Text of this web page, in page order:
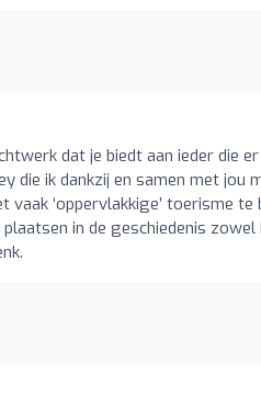
dat je biedt aan ieder die
die ik dankzij en samen met jou
‘oppervlakkige’ toerisme te
in de geschiedenis zowel